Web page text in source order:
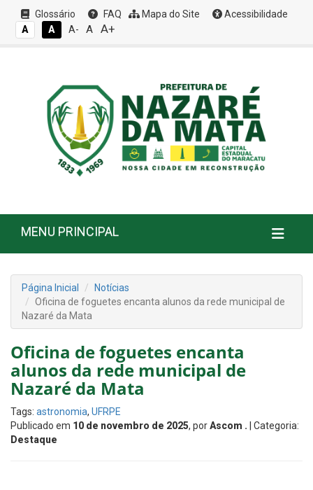
Glossário FAQ Mapa do Site
Acessibilidade
A
A A- A A+
MENU PRINCIPAL
Página Inicial
Notícias
Oficina de foguetes encanta alunos da rede municipal de
Nazaré da Mata
Oficina de foguetes encanta
alunos da rede municipal de
Nazaré da Mata
Tags: astronomia, UFRPE
Publicado em 10 de novembro de 2025, porAscom . | Categoria:
Destaque